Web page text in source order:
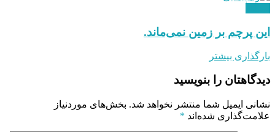
این پرچم بر زمین نمی‌ماند.
بارگذاری بیشتر
دیدگاهتان را بنویسید
نشانی ایمیل شما منتشر نخواهد شد. بخش‌های موردنیاز
علامت‌گذاری شده‌اند *